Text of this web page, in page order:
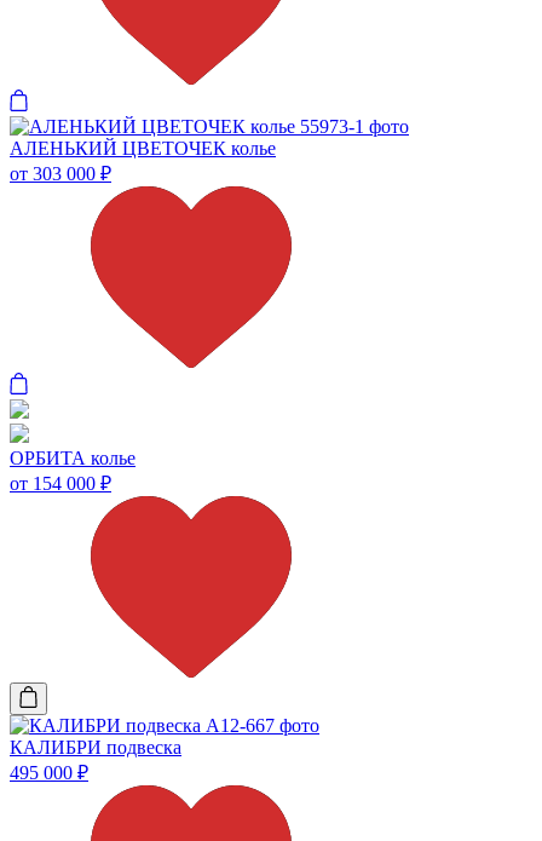
АЛЕНЬКИЙ ЦВЕТОЧЕК колье
от 303 000 ₽
ОРБИТА колье
от 154 000 ₽
КАЛИБРИ подвеска
495 000 ₽